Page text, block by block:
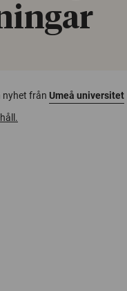
nyhet från Umeå universitet